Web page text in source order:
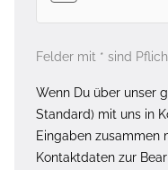
Felder mit * sind
Wenn Du über unser
Standard) mit uns in
Eingaben zusammen
Kontaktdaten zur